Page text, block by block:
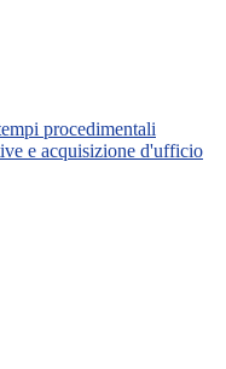
procedimentali
e acquisizione d'ufficio